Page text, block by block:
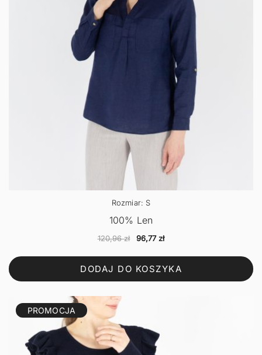
Rozmiar: S
100% Len
120,96zł
Pierwotna
wynosiła:
120,96 zł.
96,77 złAktualna
wynosi:
96,77 zł.
DODAJ DO KOSZYKA
PROMOCJA